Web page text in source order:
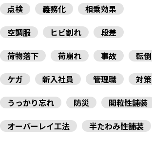
点検
義務化
相乗効果
空調服
ヒビ割れ
段差
荷物落下
荷崩れ 事故
転倒
ケガ
新入社員 管理職
対策
うっかり忘れ
防災
開粒性舗装
オーバーレイ工法
半たわみ性舗装